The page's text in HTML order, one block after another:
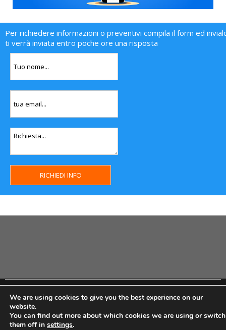
Per richiedere informazioni o preventivi compila il form ed
ti verrà inviata entro poche ore una risposta
Copyright MHWeb © 2018 - Privacy & GDPR - Cookie Policy -
We are using cookies to give you the best experience on our
website.
You can find out more about which cookies we are using or switch
them off in settings.